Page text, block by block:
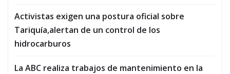
Activistas exigen una postura oficial sobre
Tariquía,alertan de un control de los
hidrocarburos
La ABC realiza trabajos de mantenimiento en la